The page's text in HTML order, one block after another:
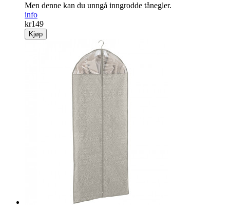
Men denne kan du unngå inngrodde tånegler.
info
kr149
Kjøp